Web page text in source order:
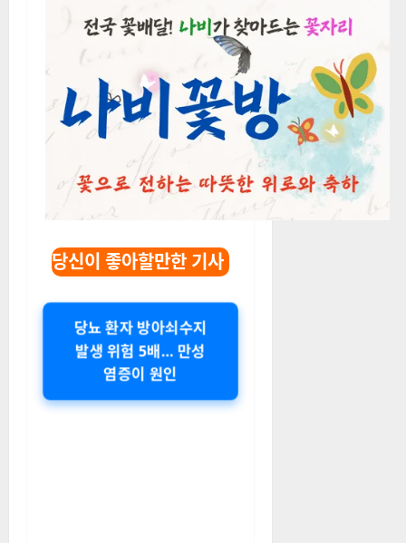
당신이 좋아할만한 기사
당뇨 환자 방아쇠수지
발생 위험 5배… 만성
염증이 원인